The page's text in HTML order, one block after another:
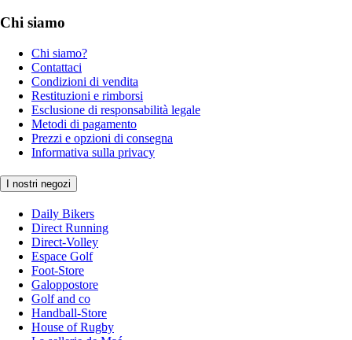
Chi siamo
Chi siamo?
Contattaci
Condizioni di vendita
Restituzioni e rimborsi
Esclusione di responsabilità legale
Metodi di pagamento
Prezzi e opzioni di consegna
Informativa sulla privacy
I nostri negozi
Daily Bikers
Direct Running
Direct-Volley
Espace Golf
Foot-Store
Galoppostore
Golf and co
Handball-Store
House of Rugby